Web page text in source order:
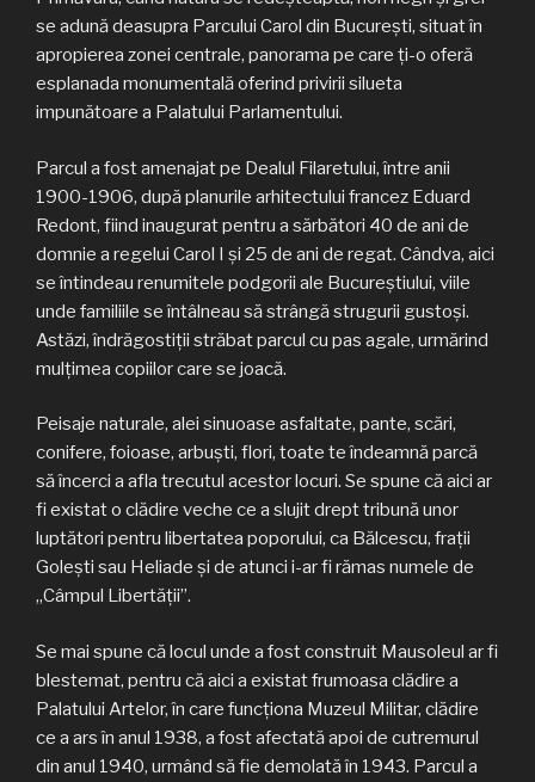
se adună deasupra Parcului Carol din Bucureşti, situat în
apropierea zonei centrale, panorama pe care ţi-o oferă
esplanada monumentală oferind privirii silueta
impunătoare a Palatului Parlamentului.
Parcul a fost amenajat pe Dealul Filaretului, între anii
1900-1906, după planurile arhitectului francez Eduard
Redont, fiind inaugurat pentru a sărbători 40 de ani de
domnie a regelui Carol I şi 25 de ani de regat. Cândva, aici
se întindeau renumitele podgorii ale Bucureştiului, viile
unde familiile se întâlneau să strângă strugurii gustoşi.
Astăzi, îndrăgostiţii străbat parcul cu pas agale, urmărind
mulţimea copiilor care se joacă.
Peisaje naturale, alei sinuoase asfaltate, pante, scări,
conifere, foioase, arbuşti, flori, toate te îndeamnă parcă
să încerci a afla trecutul acestor locuri. Se spune că aici ar
fi existat o clădire veche ce a slujit drept tribună unor
luptători pentru libertatea poporului, ca Bălcescu, fraţii
Goleşti sau Heliade şi de atunci i-ar fi rămas numele de
„Câmpul Libertăţii”.
Se mai spune că locul unde a fost construit Mausoleul ar fi
blestemat, pentru că aici a existat frumoasa clădire a
Palatului Artelor, în care funcţiona Muzeul Militar, clădire
ce a ars în anul 1938, a fost afectată apoi de cutremurul
din anul 1940, urmând să fie demolată în 1943. Parcul a